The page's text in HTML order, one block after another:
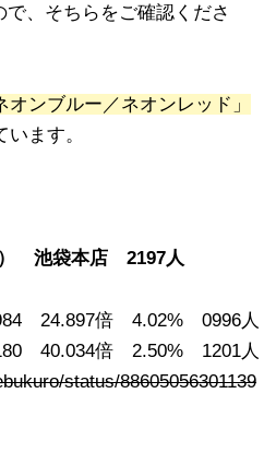
、そちらをご確認くださ
オンブルー／ネオンレッド」
います。
） 池袋本店 2197人
24.897倍 4.02% 0996人
40.034倍 2.50% 1201人
status/88605056301139